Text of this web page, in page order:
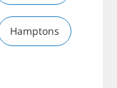
Hamptons